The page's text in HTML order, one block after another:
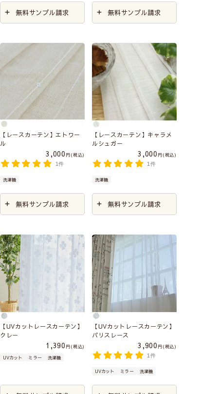
無料サンプル請求 無料サンプル請求
【レースカーテン】エトワー
ル
3,000
税込
1件
洗濯機
無料サンプル請求
【レースカーテン】キャラメ
ルシュガー
3,000
税込
1件
洗濯機
無料サンプル請求
【UVカットレースカーテン】
クレー
1,390
税込
UVカット
ミラー 洗濯機
【UVカットレースカーテン】
パリスレース
3,900
税込
1件
UVカット ミラー 洗濯機